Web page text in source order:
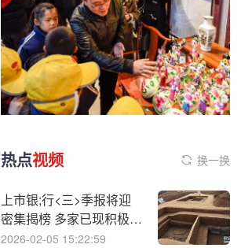
热点视频 换一换
上市银;行<三>季报将迎
密集揭榜 多家已现积极信
号
2026-02-05 15:22:59